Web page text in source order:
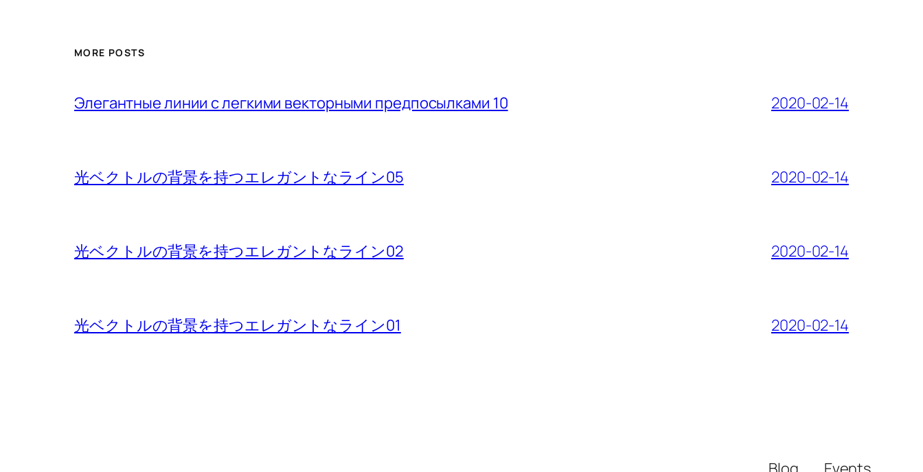
MORE POSTS
Элегантные линии с легкими векторными предпосылками 10 2020-02-14
光ベクトルの背景を持つエレガントなライン05 2020-02-14
光ベクトルの背景を持つエレガントなライン02 2020-02-14
光ベクトルの背景を持つエレガントなライン01 2020-02-14